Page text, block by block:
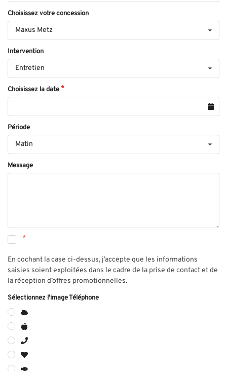
Choisissez votre concession
Maxus Metz
Intervention
Entretien
Choisissez la date
Période
Matin
Message
En cochant la case ci-dessus, j’accepte que les informations
saisies soient exploitées dans le cadre de la prise de contact et de
la réception d’offres promotionnelles.
Sélectionnez l'image Téléphone